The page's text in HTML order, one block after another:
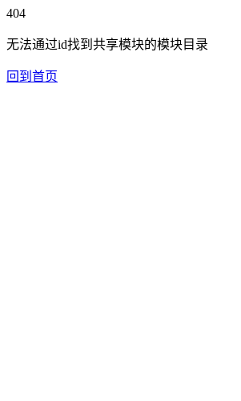
404
无法通过id找到共享模块的模块目录
回到首页